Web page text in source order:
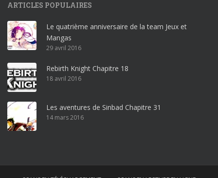
r
o
ff
i
c
e
3
r
ARTICLES POPULAIRES
Le quatrième anniversaire de la team Jeux et
Mangas
29 avril 2016
Rebirth Knight Chapitre 18
18 avril 2016
Les aventures de Sinbad Chapitre 31
14 mars 2016